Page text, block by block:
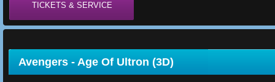
TICKETS & SERVICE
Avengers - Age Of Ultron (3D)